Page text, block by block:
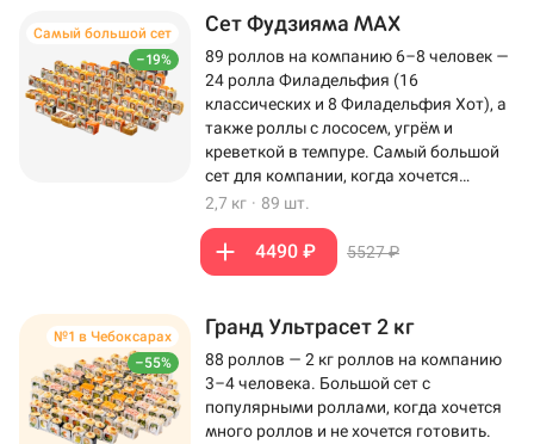
–19%
Самый большой сет Сет Фудзияма MAX
89 роллов на компанию 6–8 человек —
24 ролла Филадельфия (16
классических и 8 Филадельфия Хот), а
также роллы с лососем, угрём и
креветкой в темпуре. Самый большой
сет для компании, когда хочется
максимум роллов на столе.
2,7 кг · 89 шт.
4490 ₽ 5527 ₽
–55%
№1 в Чебоксарах Гранд Ультрасет 2 кг
88 роллов — 2 кг роллов на компанию
3–4 человека. Большой сет с
популярными роллами, когда хочется
много роллов и не хочется готовить.